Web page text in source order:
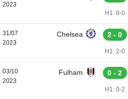
2023
H1: 0-0
31/07
2023
Chelsea 2 - 0
H1: 2-0
03/10
2023
Fulham 0 - 2
H1: 0-2